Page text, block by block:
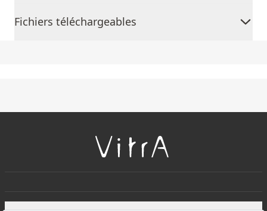
Fichiers téléchargeables